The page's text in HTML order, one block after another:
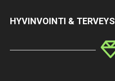
HYVINVOINTI & TERVEYS